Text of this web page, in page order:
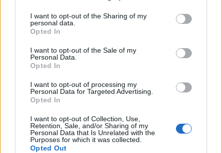
I want to opt-out of the Sharing of my
personal data.
Opted In
I want to opt-out of the Sale of my
Personal Data.
Opted In
I want to opt-out of processing my
Personal Data for Targeted Advertising.
Opted In
I want to opt-out of Collection, Use,
Retention, Sale, and/or Sharing of my
Personal Data that Is Unrelated with the
Purposes for which it was collected.
Opted Out
υποδομή και αυτοματοποίηση, έχει υλοποιήσει
τα πρωτόκολλα διασύνδεσης και ολοκλήρωσης
διαδικασίες χειρισμού δορυφόρων και
επιχειρησιακών διαδικασιών.
Παράλληλα, αναπτύσσει καινοτόμους
αισθητήρες και πρωτότυπα μοντέλα
θερμοκρασίας και περιβαλλοντικής
παρακολούθησης, αξιοποιώντας δεδομένα